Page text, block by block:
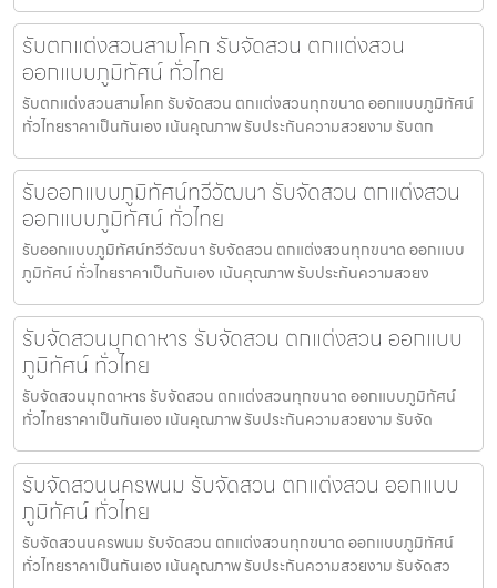
รับตกแต่งสวนสามโคก รับจัดสวน ตกแต่งสวน
ออกแบบภูมิทัศน์ ทั่วไทย
รับตกแต่งสวนสามโคก รับจัดสวน ตกแต่งสวนทุกขนาด ออกแบบภูมิทัศน์
ทั่วไทยราคาเป็นกันเอง เน้นคุณภาพ รับประกันความสวยงาม รับตก
รับออกแบบภูมิทัศน์ทวีวัฒนา รับจัดสวน ตกแต่งสวน
ออกแบบภูมิทัศน์ ทั่วไทย
รับออกแบบภูมิทัศน์ทวีวัฒนา รับจัดสวน ตกแต่งสวนทุกขนาด ออกแบบ
ภูมิทัศน์ ทั่วไทยราคาเป็นกันเอง เน้นคุณภาพ รับประกันความสวยง
รับจัดสวนมุกดาหาร รับจัดสวน ตกแต่งสวน ออกแบบ
ภูมิทัศน์ ทั่วไทย
รับจัดสวนมุกดาหาร รับจัดสวน ตกแต่งสวนทุกขนาด ออกแบบภูมิทัศน์
ทั่วไทยราคาเป็นกันเอง เน้นคุณภาพ รับประกันความสวยงาม รับจัด
รับจัดสวนนครพนม รับจัดสวน ตกแต่งสวน ออกแบบ
ภูมิทัศน์ ทั่วไทย
รับจัดสวนนครพนม รับจัดสวน ตกแต่งสวนทุกขนาด ออกแบบภูมิทัศน์
ทั่วไทยราคาเป็นกันเอง เน้นคุณภาพ รับประกันความสวยงาม รับจัดสว